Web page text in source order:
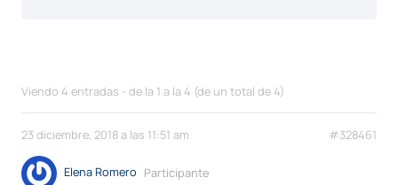
Viendo 4 entradas - de la 1 a la 4 (de un total de 4)
23 diciembre, 2018 a las 11:51 am #328461
Elena Romero Participante